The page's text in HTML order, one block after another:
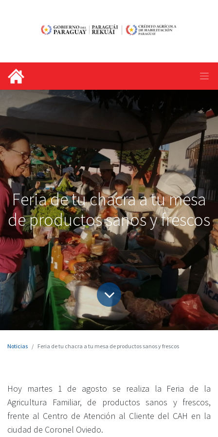
Feria de tu chacra a tu mesa
de productos sanos y frescos
Noticias Feria de tu chacra a tu mesa de productos sanos y frescos
Hoy martes 1 de agosto se realiza la Feria de la
Agricultura Familiar, de productos sanos y frescos,
frente al Centro de Atención al Cliente del CAH en la
ciudad de Coronel Oviedo.